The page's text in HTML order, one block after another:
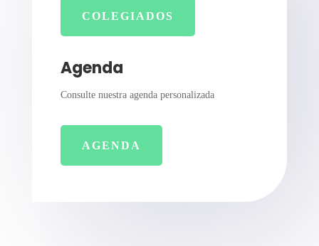
COLEGIADOS
Agenda
Consulte nuestra agenda personalizada
AGENDA